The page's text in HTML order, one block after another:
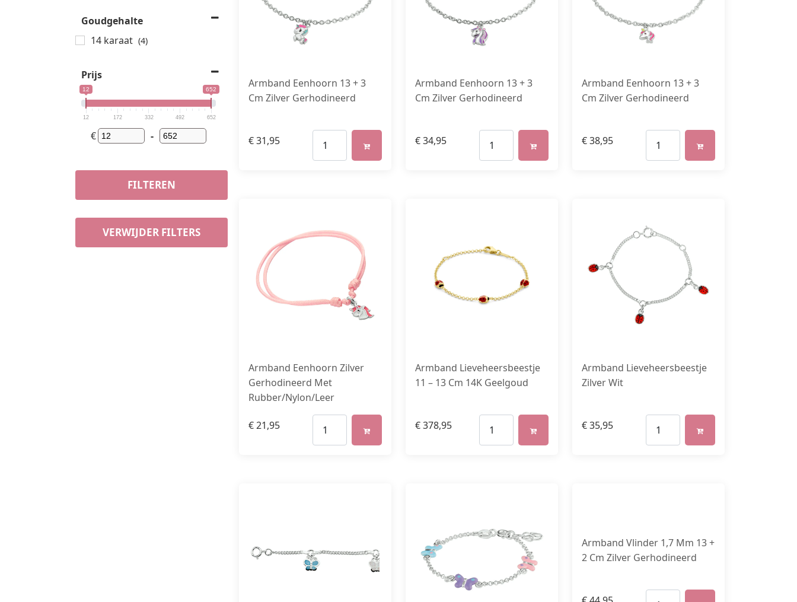
Goudgehalte
14 karaat (4)
Prijs
12 652
12 172 332 492 652
€ -
FILTEREN
VERWIJDER FILTERS
Armband Eenhoorn 13 + 3
Cm Zilver Gerhodineerd
€31,95
Armband Eenhoorn 13 + 3
Cm Zilver Gerhodineerd
€34,95
Armband Eenhoorn 13 + 3
Cm Zilver Gerhodineerd
€38,95
Armband Eenhoorn Zilver
Gerhodineerd Met
Rubber/Nylon/Leer
€21,95
Armband Lieveheersbeestje
11 – 13 Cm 14K Geelgoud
€378,95
Armband Lieveheersbeestje
Zilver Wit
€35,95
Armband Vlinder 1,7 Mm 13 +
2 Cm Zilver Gerhodineerd